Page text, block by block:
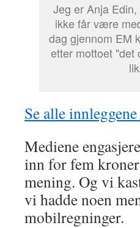
Jeg er Anja
ikke får være
dag gjennom EM
etter mottoet "det
Se alle
Mediene
inn for fem
mening. Og vi
vi hadde noen
mobilregninger.